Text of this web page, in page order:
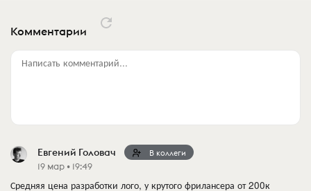
Комментарии
Написать комментарий...
Евгений Головач В коллеги
19 мар • 19:49
Средняя цена разработки лого, у крутого фрилансера от 200к